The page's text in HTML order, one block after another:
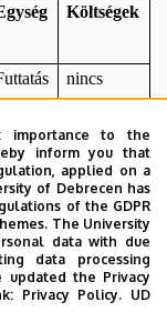
Költségek
nincs
nincs
importance to the
inform you that
applied on a
of Debrecen has
of the GDPR
The University
data with due
data processing
updated the Privacy
Privacy Policy. UD